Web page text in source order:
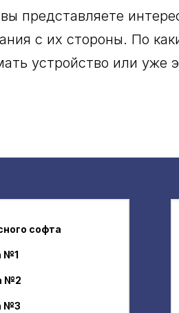
представляете
с их стороны. По
устройство или уже
софта
№1
№2
№3